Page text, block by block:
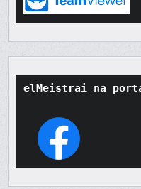
elMeistrai na